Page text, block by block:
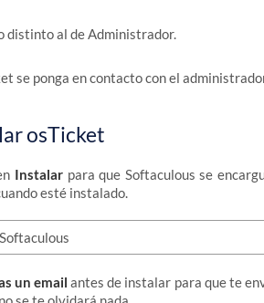
distinto al de Administrador.
se ponga en contacto con el
osTicket
Instalarpara que Softaculous se
esté instalado.
un email antes de instalar para que te